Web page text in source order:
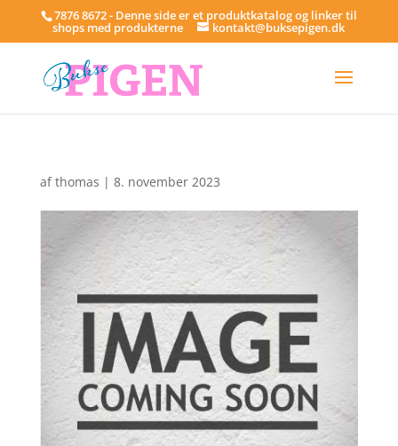
7876 8672 - Denne side er et produktkatalog og linker til
shops med produkterne kontakt@buksepigen.dk
afthomas | 8. november 2023